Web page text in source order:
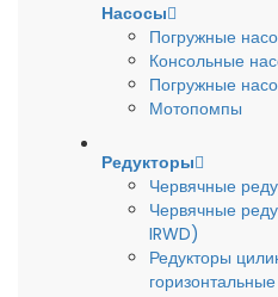
Насосы
Погружные
Консольные
Погружные
Мотопомпы
Редукторы
Червячные
Червячные
IRWD)
Редукторы